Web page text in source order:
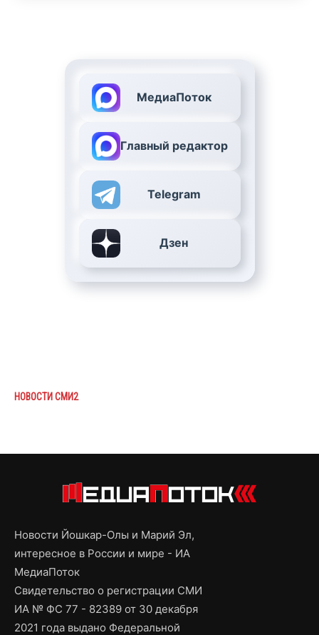
МедиаПоток
Главный редактор
Telegram
Дзен
НОВОСТИ СМИ2
Новости Йошкар-Олы и Марий Эл,
интересное в России и мире - ИА
МедиаПоток
Свидетельство о регистрации СМИ
ИА № ФС 77 - 82389 от 30 декабря
2021 года выдано Федеральной